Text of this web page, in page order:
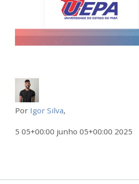
Por Igor Silva,
5 05+00:00 junho 05+00:00 2025